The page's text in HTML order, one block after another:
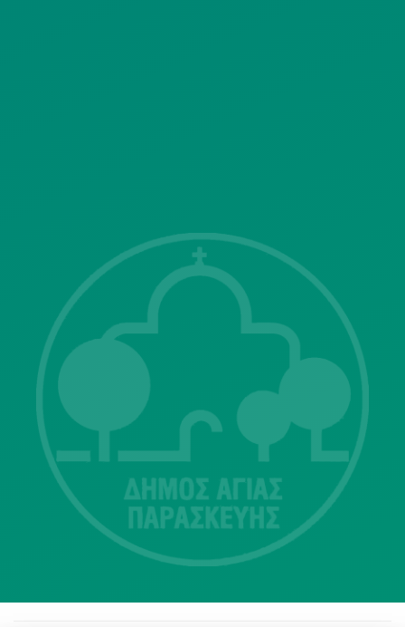
Λ. Μεσογείων 415-417 Τ.Κ.15343
Αγία Παρασκευή
213 2004500
dimos@agiaparaskevi.gr